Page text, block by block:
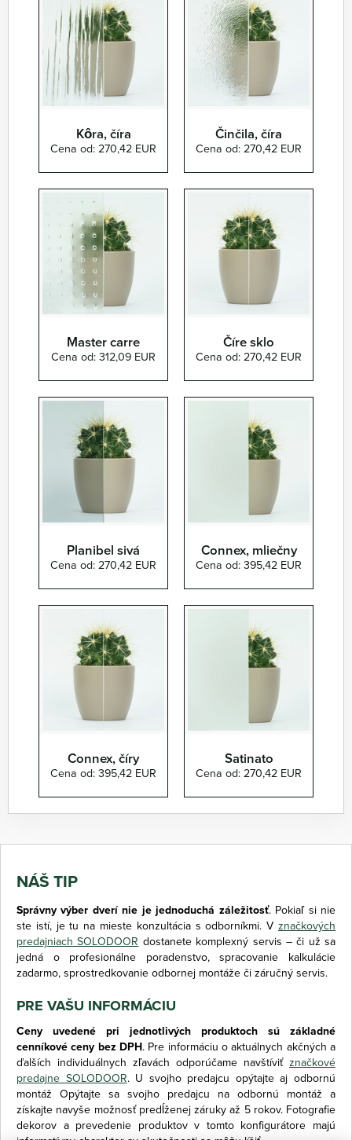
Kôra, číra
Cena od: 270,42 EUR
Činčila, číra
Cena od: 270,42 EUR
Master carre
Cena od: 312,09 EUR
Číre sklo
Cena od: 270,42 EUR
Planibel sivá
Cena od: 270,42 EUR
Connex, mliečny
Cena od: 395,42 EUR
Connex, číry
Cena od: 395,42 EUR
Satinato
Cena od: 270,42 EUR
NÁŠ TIP
Správny výber dverí nie je jednoduchá záležitosť. Pokiaľ si nie
ste istí, je tu na mieste konzultácia s odborníkmi. V značkových
predajniach SOLODOOR dostanete komplexný servis – či už sa
jedná o profesionálne poradenstvo, spracovanie kalkulácie
zadarmo, sprostredkovanie odbornej montáže či záručný servis.
PRE VAŠU INFORMÁCIU
Ceny uvedené pri jednotlivých produktoch sú základné
cenníkové ceny bez DPH. Pre informáciu o aktuálnych akčných a
ďalších individuálnych zľavách odporúčame navštíviť značkové
predajne SOLODOOR. U svojho predajcu opýtajte aj odbornú
montáž Opýtajte sa svojho predajcu na odbornú montáž a
získajte navyše možnosť predĺženej záruky až 5 rokov. Fotografie
dekorov a prevedenie produktov v tomto konfigurátore majú